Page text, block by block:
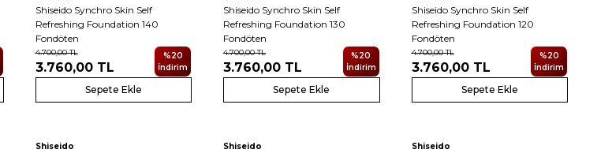
Shiseido Synchro Skin Self
Refreshing Foundation 140
Fondöten
4.700,00TL
3.760,00TL
%20
İndirim
Sepete Ekle
Shiseido Synchro Skin Self
Refreshing Foundation 130
Fondöten
4.700,00TL
3.760,00 TL
%20
İndirim
Sepete Ekle
Shiseido Synchro Skin Self
Refreshing Foundation 120
Fondöten
4.700,00TL
3.760,00TL
%20
İndirim
Sepete Ekle
Shiseido Shiseido Shiseido